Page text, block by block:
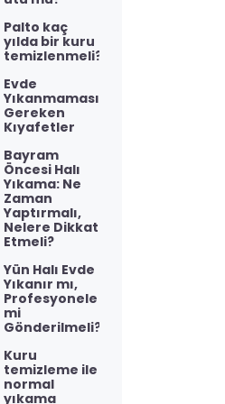
Palto kaç
yılda bir kuru
temizlenmeli?
Evde
Yıkanmaması
Gereken
Kıyafetler
Bayram
Öncesi Halı
Yıkama: Ne
Zaman
Yaptırmalı,
Nelere Dikkat
Etmeli?
Yün Halı Evde
Yıkanır mı,
Profesyonele
mi
Gönderilmeli?
Kuru
temizleme ile
normal
yıkama